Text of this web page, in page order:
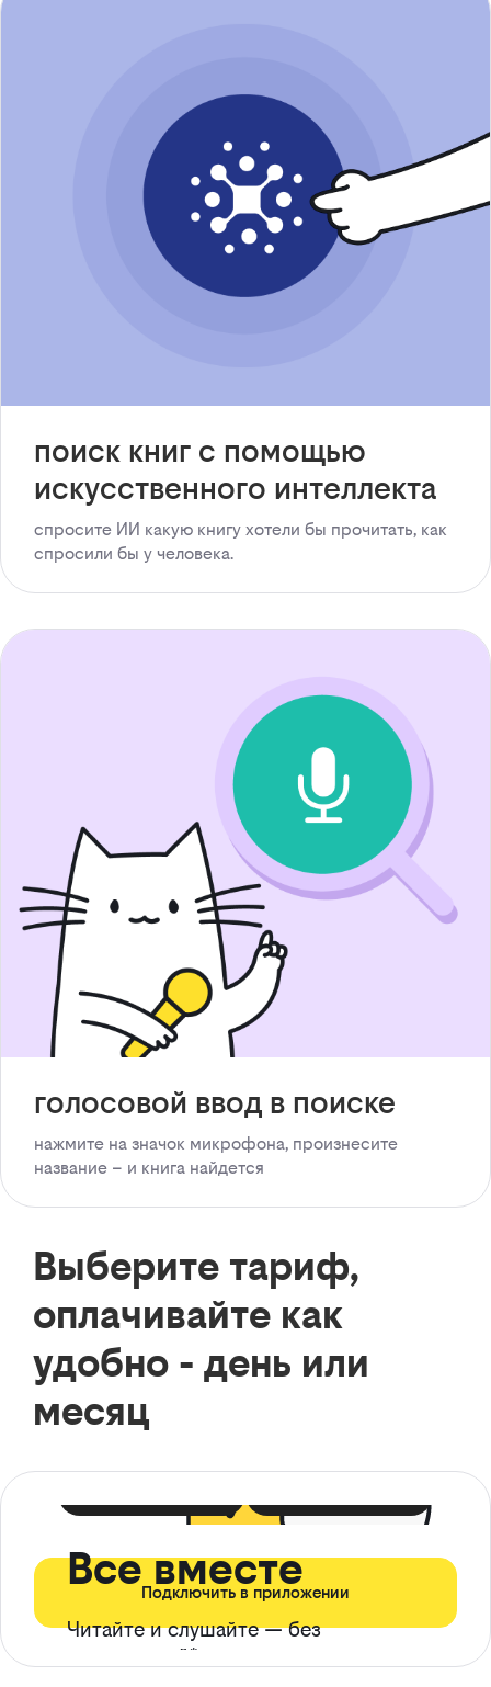
поиск книг с помощью
искусственного интеллекта
спросите ИИ какую книгу хотели бы прочитать, как
спросили бы у человека.
голосовой ввод в поиске
нажмите на значок микрофона, произнесите
название – и книга найдется
Выберите тариф,
оплачивайте как
удобно - день или
месяц
Все вместе
Читайте и слушайте — без
ограничений*
Подключить в приложении